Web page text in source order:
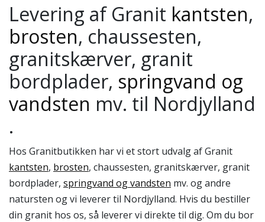
Levering af Granit kantsten,
brosten, chaussesten,
granitskærver, granit
bordplader, springvand og
vandsten mv. til Nordjylland
.
Hos Granitbutikken har vi et stort udvalg af Granit
kantsten, brosten, chaussesten, granitskærver, granit
bordplader, springvand og vandsten mv. og andre
natursten og vi leverer til Nordjylland. Hvis du bestiller
din granit hos os, så leverer vi direkte til dig. Om du bor